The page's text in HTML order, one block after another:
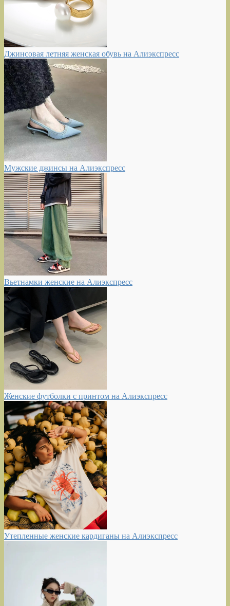
Джинсовая летняя женская обувь на Алиэкспресс
Мужские джинсы на Алиэкспресс
Вьетнамки женские на Алиэкспресс
Женские футболки с принтом на Алиэкспресс
Утепленные женские кардиганы на Алиэкспресс